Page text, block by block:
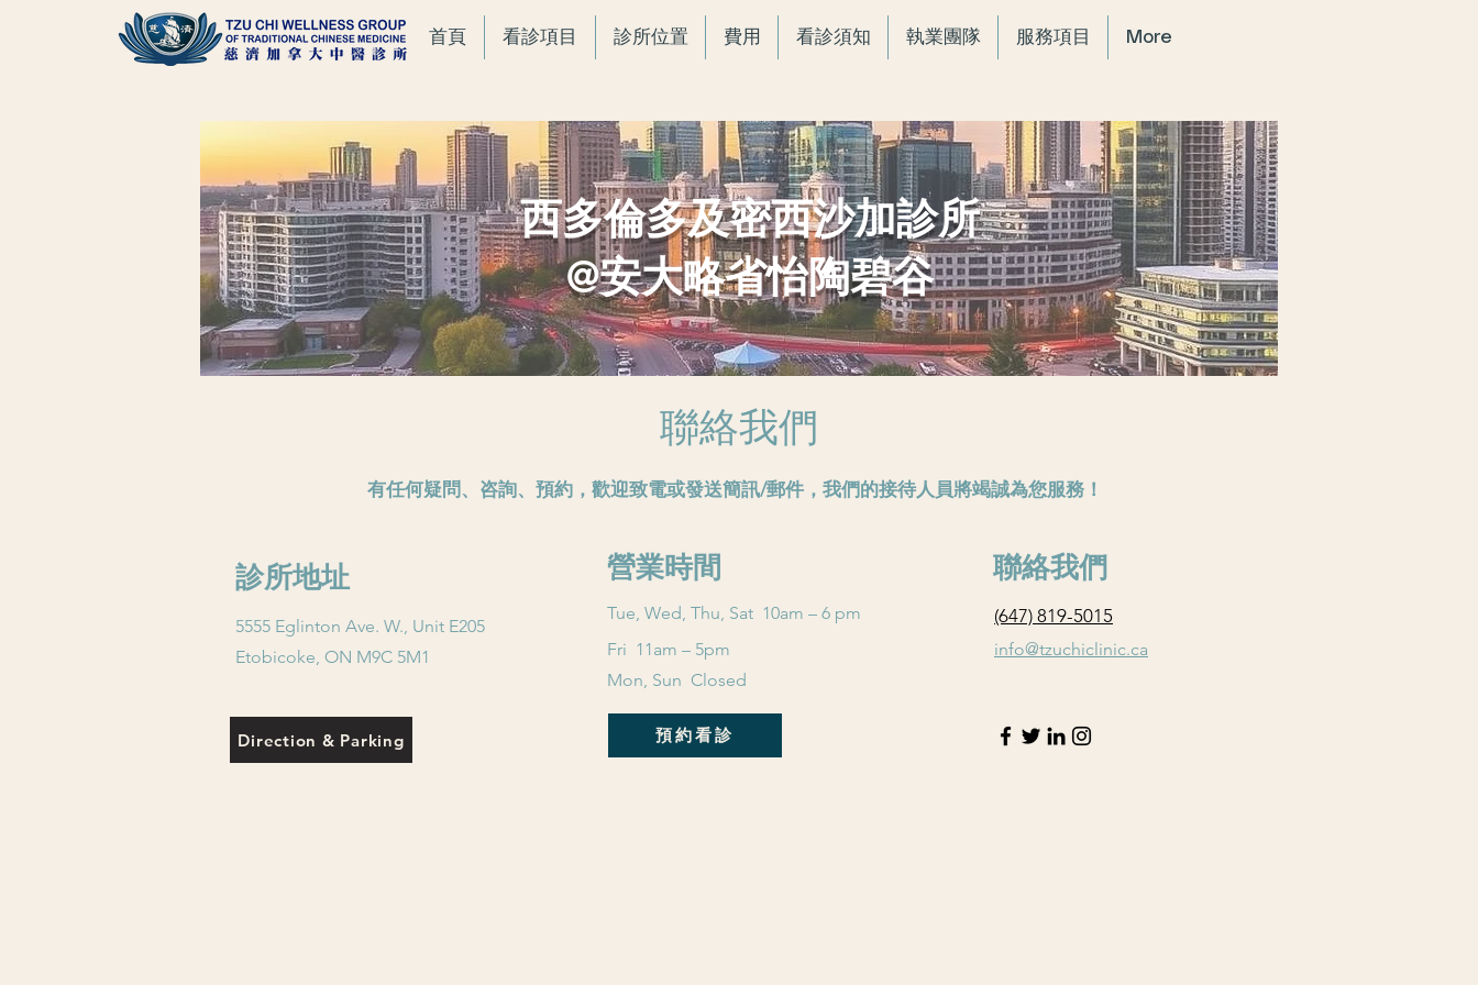
首頁 看診項目 診所位置 費用 看診須知 執業團隊 服務項目 More
西多倫多及密西沙加診所
@安大略省怡陶碧谷
聯絡我們
有任何疑問、咨詢、預約，歡迎致電或發送簡訊/郵件，我們的接待人員將竭誠為您服務！
診所地址
5555 Eglinton Ave. W., Unit E205
Etobicoke, ON M9C 5M1
Direction & Parking
​營業時間
Tue, Wed, Thu, Sat 10am – 6 pm
Fri 11am – 5pm
Mon, Sun Closed
預約看診
聯絡我們
(647) 819-5015
info@tzuchiclinic.ca